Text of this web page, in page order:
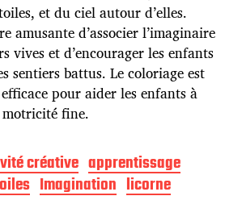
et du ciel autour d’elles.
amusante d’associer l’imaginaire
vives et d’encourager les enfants
sentiers battus. Le coloriage est
pour aider les enfants à
fine.
créative apprentissage
Imagination licorne